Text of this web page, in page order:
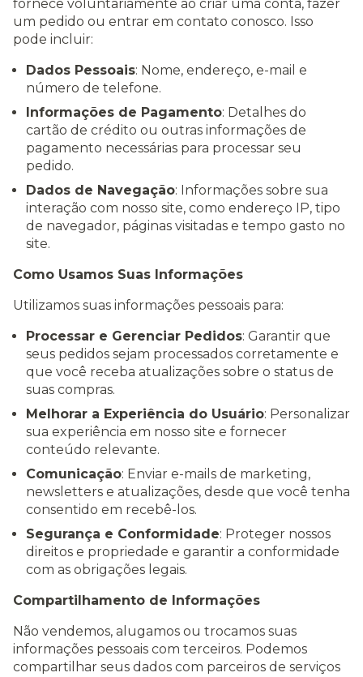
fornece voluntariamente ao criar uma conta, fazer
um pedido ou entrar em contato conosco. Isso
pode incluir:
Dados Pessoais: Nome, endereço, e-mail e
número de telefone.
Informações de Pagamento: Detalhes do
cartão de crédito ou outras informações de
pagamento necessárias para processar seu
pedido.
Dados de Navegação: Informações sobre sua
interação com nosso site, como endereço IP, tipo
de navegador, páginas visitadas e tempo gasto no
site.
Como Usamos Suas Informações
Utilizamos suas informações pessoais para:
Processar e Gerenciar Pedidos: Garantir que
seus pedidos sejam processados corretamente e
que você receba atualizações sobre o status de
suas compras.
Melhorar a Experiência do Usuário: Personalizar
sua experiência em nosso site e fornecer
conteúdo relevante.
Comunicação: Enviar e-mails de marketing,
newsletters e atualizações, desde que você tenha
consentido em recebê-los.
Segurança e Conformidade: Proteger nossos
direitos e propriedade e garantir a conformidade
com as obrigações legais.
Compartilhamento de Informações
Não vendemos, alugamos ou trocamos suas
informações pessoais com terceiros. Podemos
compartilhar seus dados com parceiros de serviços